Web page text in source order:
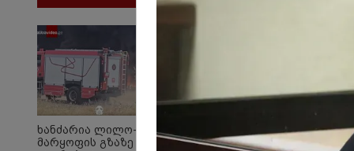
ხანძარია ლილო-
მარყოფის გზაზე -